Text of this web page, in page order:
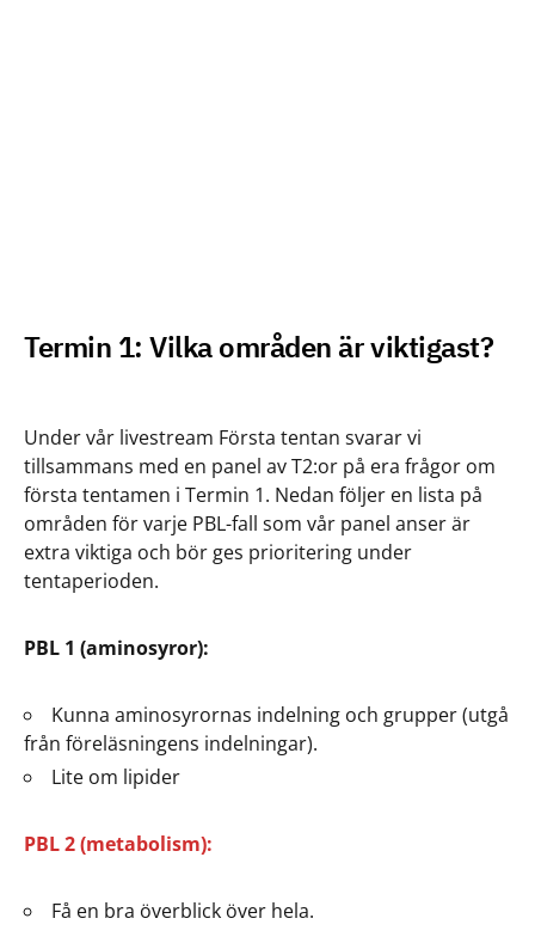
Termin 1: Vilka områden är viktigast?
Under vår livestream Första tentan svarar vi
tillsammans med en panel av T2:or på era frågor om
första tentamen i Termin 1. Nedan följer en lista på
områden för varje PBL-fall som vår panel anser är
extra viktiga och bör ges prioritering under
tentaperioden.
PBL 1 (aminosyror):
Kunna aminosyrornas indelning och grupper (utgå
från föreläsningens indelningar).
Lite om lipider
PBL 2 (metabolism):
Få en bra överblick över hela.